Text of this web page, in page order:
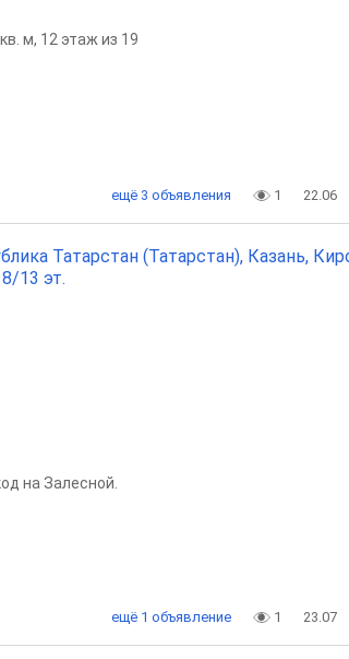
м, 12 этаж из 19
1 22.06
ещё 3 объявления
Татарстан (Татарстан), Казань,
13 эт.
на Залесной.
1 23.07
ещё 1 объявление